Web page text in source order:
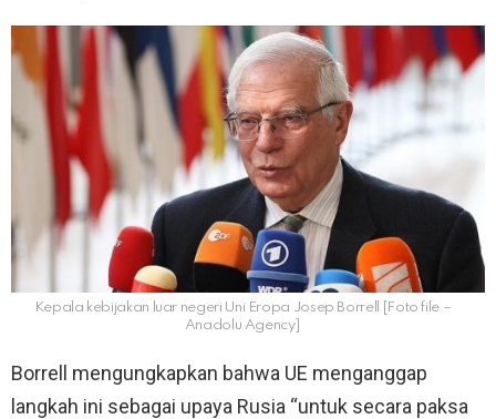
Kepala kebijakan luar negeri Uni Eropa Josep Borrell [Foto file –
Anadolu Agency]
Borrell mengungkapkan bahwa UE menganggap
langkah ini sebagai upaya Rusia “untuk secara paksa